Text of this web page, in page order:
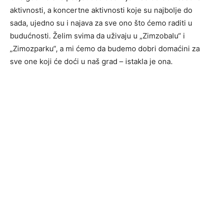
aktivnosti, a koncertne aktivnosti koje su najbolje do
sada, ujedno su i najava za sve ono što ćemo raditi u
budućnosti. Želim svima da uživaju u „Zimzobalu“ i
„Zimozparku“, a mi ćemo da budemo dobri domaćini za
sve one koji će doći u naš grad – istakla je ona.